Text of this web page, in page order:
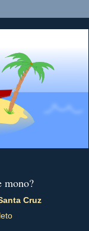
mono?
Cruz